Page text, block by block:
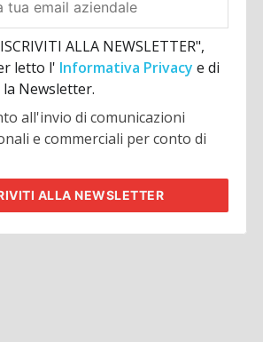
ALLA NEWSLETTER",
letto l' Informativa Privacye di
Newsletter.
all'invio di comunicazioni
e commerciali per conto di
ALLA NEWSLETTER